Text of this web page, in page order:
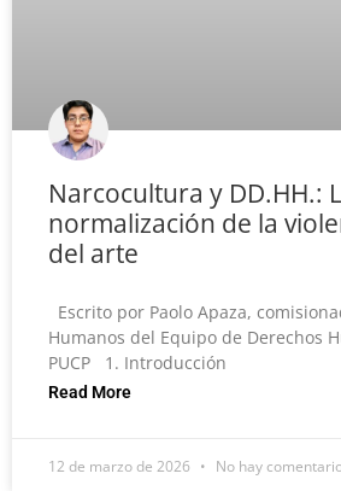
Narcocultura y DD.HH.:
normalización de la
del arte
Escrito por Paolo Apaza,
Humanos del Equipo de Derechos
PUCP 1. Introducción
Read More
12 de marzo de 2026 No hay